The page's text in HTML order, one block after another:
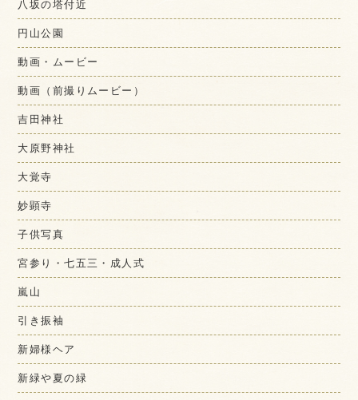
八坂の塔付近
円山公園
動画・ムービー
動画（前撮りムービー）
吉田神社
大原野神社
大覚寺
妙顕寺
子供写真
宮参り・七五三・成人式
嵐山
引き振袖
新婦様ヘア
新緑や夏の緑